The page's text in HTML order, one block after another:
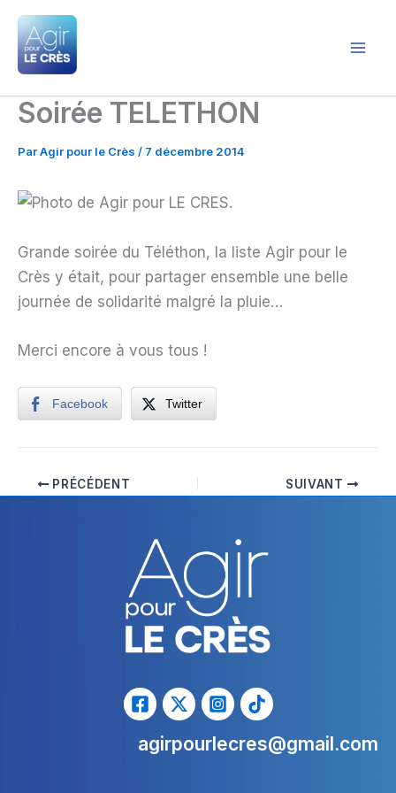
Aller
contenu
Soirée TELETHON
ParAgir pour le Crès / 7 décembre 2014
Grande soirée du Téléthon, la liste Agir pour le
Crès y était, pour partager ensemble une belle
journée de solidarité malgré la pluie…
Merci encore à vous tous !
Facebook Twitter
PRÉCÉDENT SUIVANT
agirpourlecres@gmail.com